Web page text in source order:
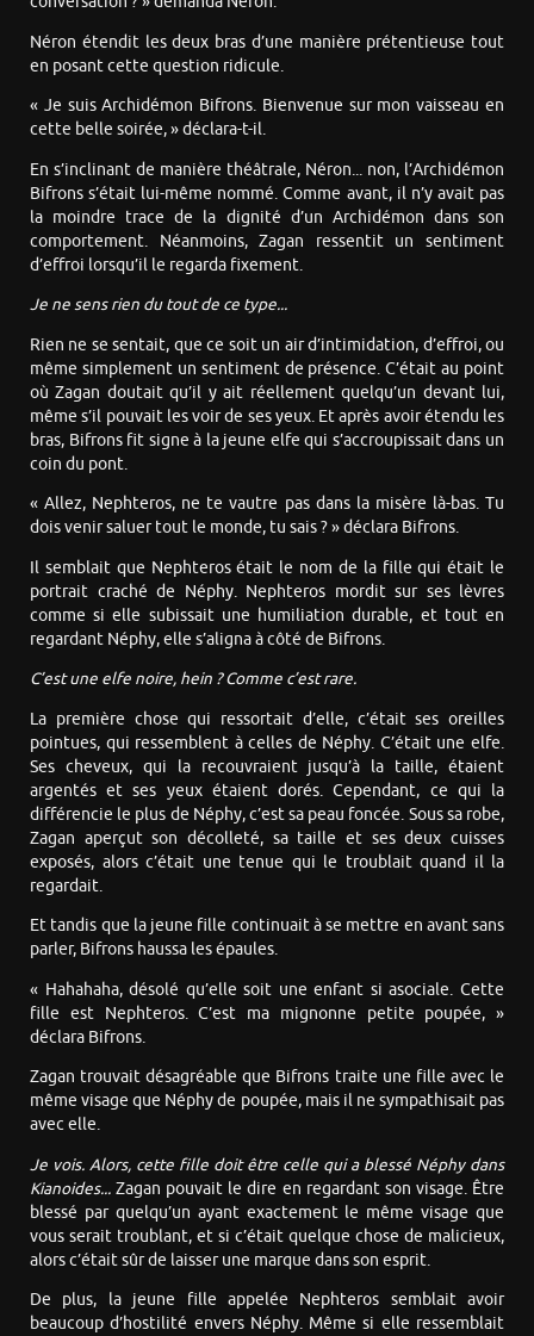
Néron étendit les deux bras d’une manière prétentieuse tout
en posant cette question ridicule.
« Je suis Archidémon Bifrons. Bienvenue sur mon vaisseau en
cette belle soirée, » déclara-t-il.
En s’inclinant de manière théâtrale, Néron... non, l’Archidémon
Bifrons s’était lui-même nommé. Comme avant, il n’y avait pas
la moindre trace de la dignité d’un Archidémon dans son
comportement. Néanmoins, Zagan ressentit un sentiment
d’effroi lorsqu’il le regarda fixement.
Je ne sens rien du tout de ce type...
Rien ne se sentait, que ce soit un air d’intimidation, d’effroi, ou
même simplement un sentiment de présence. C’était au point
où Zagan doutait qu’il y ait réellement quelqu’un devant lui,
même s’il pouvait les voir de ses yeux. Et après avoir étendu les
bras, Bifrons fit signe à la jeune elfe qui s’accroupissait dans un
coin du pont.
« Allez, Nephteros, ne te vautre pas dans la misère là-bas. Tu
dois venir saluer tout le monde, tu sais ? » déclara Bifrons.
Il semblait que Nephteros était le nom de la fille qui était le
portrait craché de Néphy. Nephteros mordit sur ses lèvres
comme si elle subissait une humiliation durable, et tout en
regardant Néphy, elle s’aligna à côté de Bifrons.
C’est une elfe noire, hein ? Comme c’est rare.
La première chose qui ressortait d’elle, c’était ses oreilles
pointues, qui ressemblent à celles de Néphy. C’était une elfe.
Ses cheveux, qui la recouvraient jusqu’à la taille, étaient
argentés et ses yeux étaient dorés. Cependant, ce qui la
différencie le plus de Néphy, c’est sa peau foncée. Sous sa robe,
Zagan aperçut son décolleté, sa taille et ses deux cuisses
exposés, alors c’était une tenue qui le troublait quand il la
regardait.
Et tandis que la jeune fille continuait à se mettre en avant sans
parler, Bifrons haussa les épaules.
« Hahahaha, désolé qu’elle soit une enfant si asociale. Cette
fille est Nephteros. C’est ma mignonne petite poupée, »
déclara Bifrons.
Zagan trouvait désagréable que Bifrons traite une fille avec le
même visage que Néphy de poupée, mais il ne sympathisait pas
avec elle.
Je vois. Alors, cette fille doit être celle qui a blessé Néphy dans
Kianoides...Zagan pouvait le dire en regardant son visage. Être
blessé par quelqu’un ayant exactement le même visage que
vous serait troublant, et si c’était quelque chose de malicieux,
alors c’était sûr de laisser une marque dans son esprit.
De plus, la jeune fille appelée Nephteros semblait avoir
beaucoup d’hostilité envers Néphy. Même si elle ressemblait